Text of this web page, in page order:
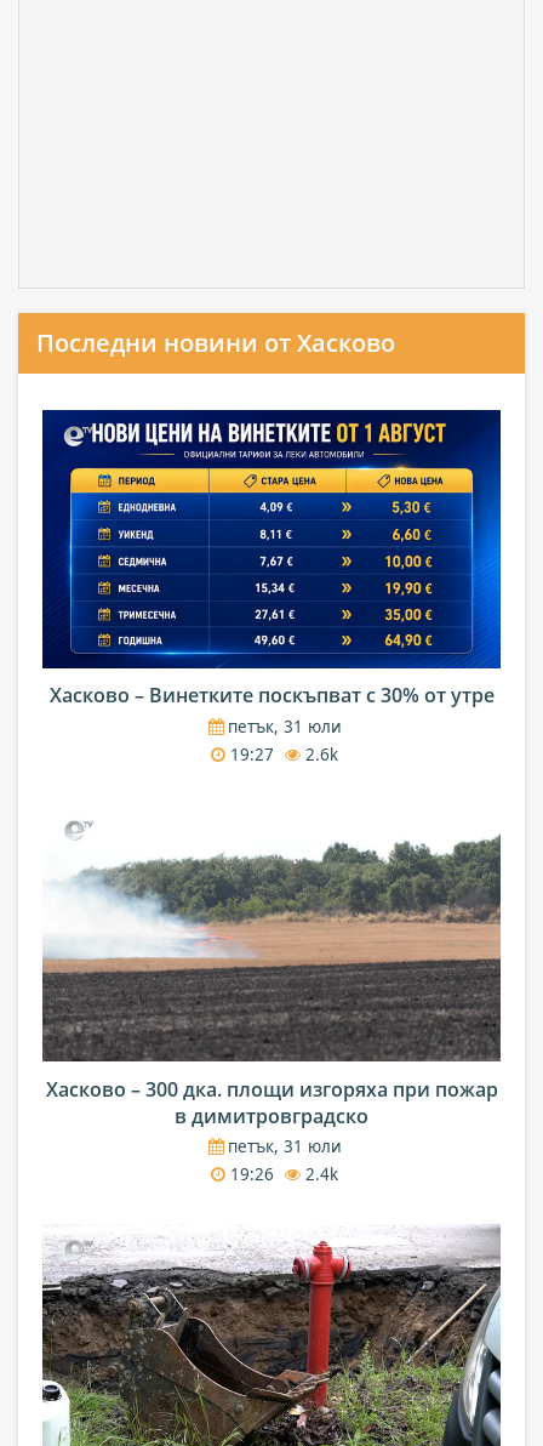
Последни новини от Хасково
Хасково – Винетките поскъпват с 30% от утре
петък, 31 юли
19:27
2.6k
Хасково – 300 дка. площи изгоряха при пожар
в димитровградско
петък, 31 юли
19:26
2.4k